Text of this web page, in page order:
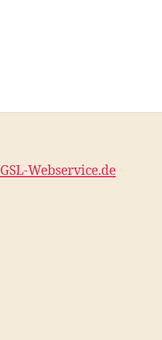
GSL-Webservice.de